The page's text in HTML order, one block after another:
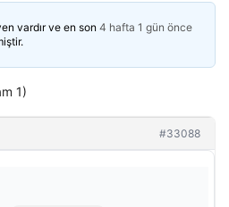
vardır ve en son 4 hafta 1 gün önce
1)
#33088